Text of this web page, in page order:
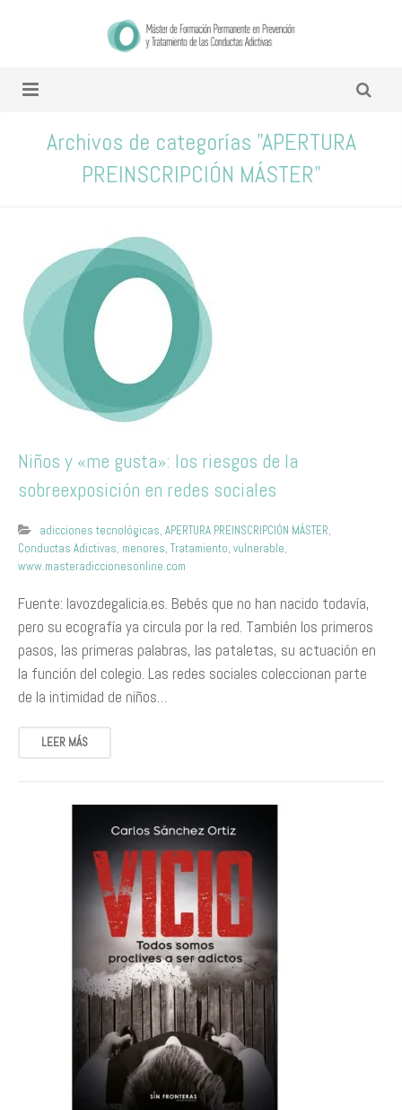
Archivos de categorías "APERTURA
PREINSCRIPCIÓN MÁSTER"
Niños y «me gusta»: los riesgos de la
sobreexposición en redes sociales
adicciones tecnológicas, APERTURA PREINSCRIPCIÓN MÁSTER,
Conductas Adictivas, menores, Tratamiento, vulnerable,
www.masteradiccionesonline.com
Fuente: lavozdegalicia.es. Bebés que no han nacido todavía,
pero su ecografía ya circula por la red. También los primeros
pasos, las primeras palabras, las pataletas, su actuación en
la función del colegio. Las redes sociales coleccionan parte
de la intimidad de niños…
LEER MÁS